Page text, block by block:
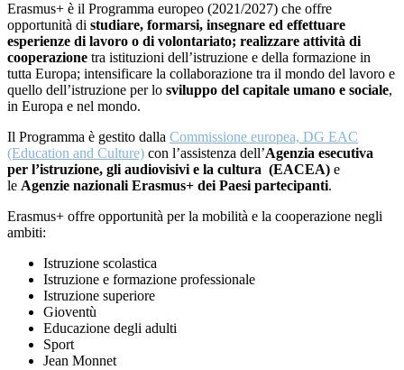
Erasmus+ è il Programma europeo (2021/2027) che offre
opportunità di studiare, formarsi, insegnare ed effettuare
esperienze di lavoro o di volontariato; realizzare attività di
cooperazione tra istituzioni dell’istruzione e della formazione in
tutta Europa; intensificare la collaborazione tra il mondo del lavoro e
quello dell’istruzione per lo sviluppo del capitale umano e sociale,
in Europa e nel mondo.
Il Programma è gestito dalla Commissione europea, DG EAC
(Education and Culture) con l’assistenza dell’Agenzia esecutiva
per l’istruzione, gli audiovisivi e la cultura (EACEA) e
le Agenzie nazionali Erasmus+ dei Paesi partecipanti.
Erasmus+ offre opportunità per la mobilità e la cooperazione negli
ambiti:
Istruzione scolastica
Istruzione e formazione professionale
Istruzione superiore
Gioventù
Educazione degli adulti
Sport
Jean Monnet